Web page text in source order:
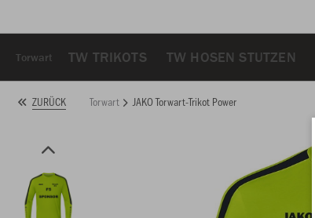
Torwart TW TRIKOTS TW HOSEN STUTZEN
ZURÜCK Torwart JAKO Torwart-Trikot Power